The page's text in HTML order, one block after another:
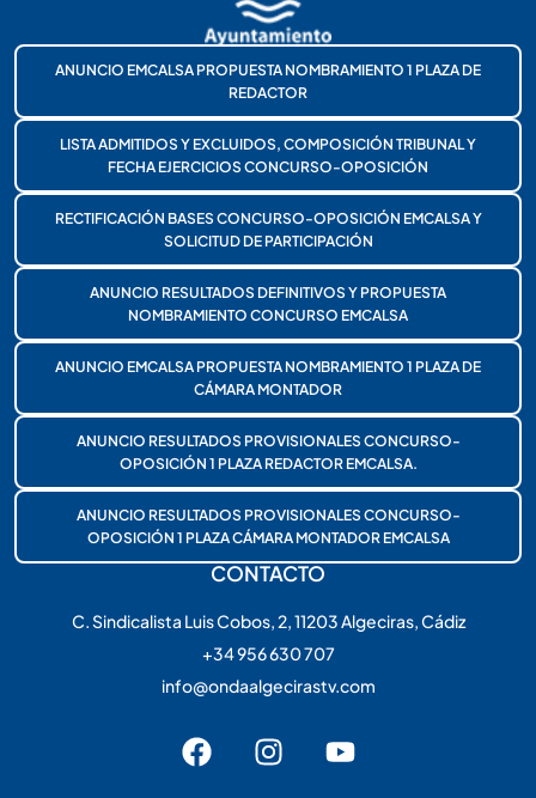
ANUNCIO EMCALSA PROPUESTA NOMBRAMIENTO 1 PLAZA DE
REDACTOR
LISTA ADMITIDOS Y EXCLUIDOS, COMPOSICIÓN TRIBUNAL Y
FECHA EJERCICIOS CONCURSO-OPOSICIÓN
RECTIFICACIÓN BASES CONCURSO-OPOSICIÓN EMCALSA Y
SOLICITUD DE PARTICIPACIÓN
ANUNCIO RESULTADOS DEFINITIVOS Y PROPUESTA
NOMBRAMIENTO CONCURSO EMCALSA
ANUNCIO EMCALSA PROPUESTA NOMBRAMIENTO 1 PLAZA DE
CÁMARA MONTADOR
ANUNCIO RESULTADOS PROVISIONALES CONCURSO-
OPOSICIÓN 1 PLAZA REDACTOR EMCALSA.
ANUNCIO RESULTADOS PROVISIONALES CONCURSO-
OPOSICIÓN 1 PLAZA CÁMARA MONTADOR EMCALSA
CONTACTO
C. Sindicalista Luis Cobos, 2, 11203 Algeciras, Cádiz
+34 956 630 707
info@ondaalgecirastv.com